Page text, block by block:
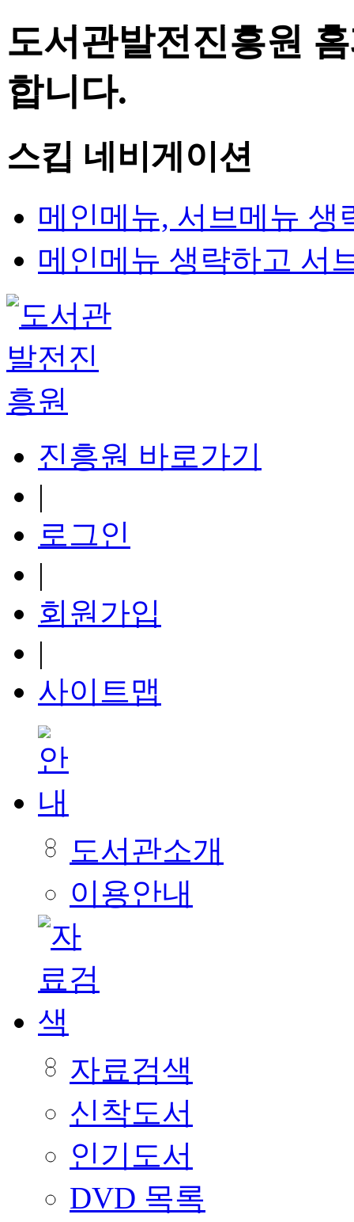
도서관발전진흥원
합니다.
스킵 네비게이션
메인메뉴, 서브메뉴 생
메인메뉴 생략하고 서
진흥원 바로가기
|
로그인
|
회원가입
|
사이트맵
도서관소개
이용안내
자료검색
신착도서
인기도서
DVD 목록